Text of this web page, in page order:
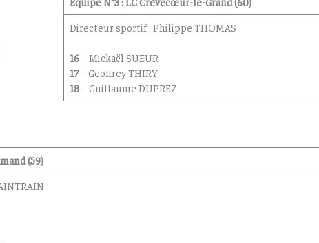
Directeur sportif : Philippe THOMAS
16– Mickaël SUEUR
17– Geoffrey THIRY
18– Guillaume DUPREZ
(59)